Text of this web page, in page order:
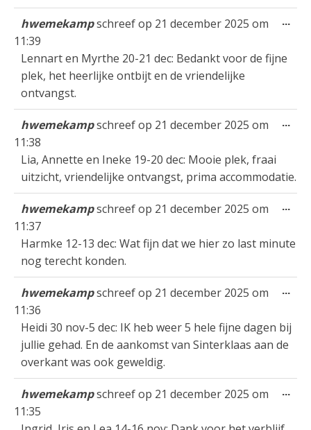
hwemekampschreef op 21 december 2025 om
11:39
Lennart en Myrthe 20-21 dec: Bedankt voor de fijne
plek, het heerlijke ontbijt en de vriendelijke
ontvangst.
...
hwemekampschreef op 21 december 2025 om
11:38
Lia, Annette en Ineke 19-20 dec: Mooie plek, fraai
uitzicht, vriendelijke ontvangst, prima accommodatie.
...
hwemekampschreef op 21 december 2025 om
11:37
Harmke 12-13 dec: Wat fijn dat we hier zo last minute
nog terecht konden.
...
hwemekampschreef op 21 december 2025 om
11:36
Heidi 30 nov-5 dec: IK heb weer 5 hele fijne dagen bij
jullie gehad. En de aankomst van Sinterklaas aan de
overkant was ook geweldig.
...
hwemekampschreef op 21 december 2025 om
11:35
...